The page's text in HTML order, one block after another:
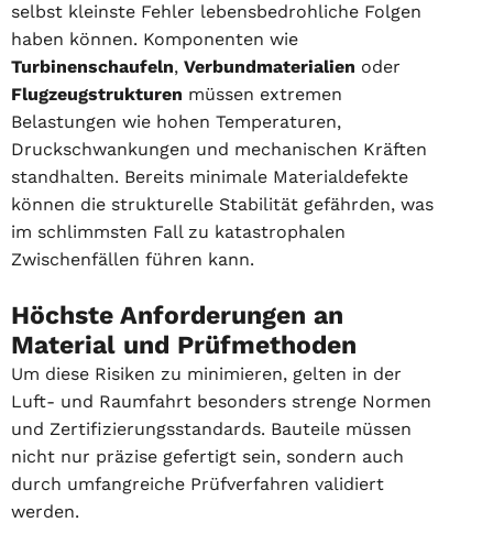
selbst kleinste Fehler lebensbedrohliche Folgen
haben können. Komponenten wie
Turbinenschaufeln, Verbundmaterialien oder
Flugzeugstrukturen müssen extremen
Belastungen wie hohen Temperaturen,
Druckschwankungen und mechanischen Kräften
standhalten. Bereits minimale Materialdefekte
können die strukturelle Stabilität gefährden, was
im schlimmsten Fall zu katastrophalen
Zwischenfällen führen kann.
Höchste Anforderungen an
Material und Prüfmethoden
Um diese Risiken zu minimieren, gelten in der
Luft- und Raumfahrt besonders strenge Normen
und Zertifizierungsstandards. Bauteile müssen
nicht nur präzise gefertigt sein, sondern auch
durch umfangreiche Prüfverfahren validiert
werden.